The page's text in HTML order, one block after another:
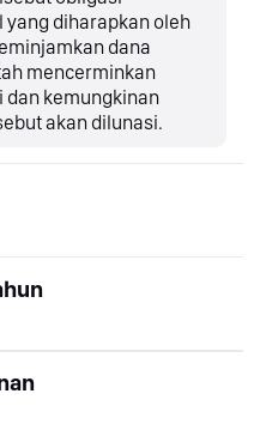
yang diharapkan oleh
dana
mencerminkan
dan kemungkinan
akan dilunasi.